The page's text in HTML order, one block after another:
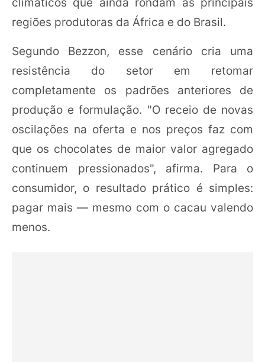
regiões produtoras da África e do Brasil.
Segundo Bezzon, esse cenário cria uma
resistência do setor em retomar
completamente os padrões anteriores de
produção e formulação. "O receio de novas
oscilações na oferta e nos preços faz com
que os chocolates de maior valor agregado
continuem pressionados", afirma. Para o
consumidor, o resultado prático é simples:
pagar mais — mesmo com o cacau valendo
menos.